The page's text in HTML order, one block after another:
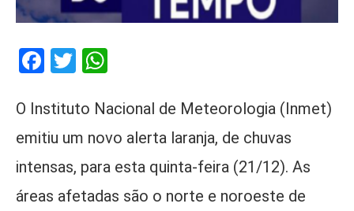
Facebook
Twitter
O Instituto Nacional de Meteorologia (Inmet)
emitiu um novo alerta laranja, de chuvas
intensas, para esta quinta-feira (21/12). As
áreas afetadas são o norte e noroeste de